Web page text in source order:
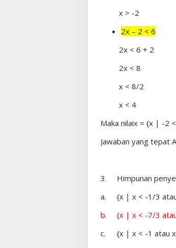
x > -2
2x – 2 < 6
2x < 6 + 2
2x < 8
x < 8/2
x < 4
Maka nilaix = {x | -2
Jawaban yang tepat
3.
Himpunan
a.
{x | x < -1/3
b.
{x | x < -7/3
c.
{x | x < -1 atau